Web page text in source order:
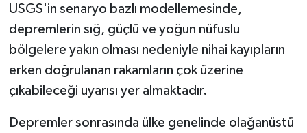
USGS'in senaryo bazlı modellemesinde,
depremlerin sığ, güçlü ve yoğun nüfuslu
bölgelere yakın olması nedeniyle nihai kayıpların
erken doğrulanan rakamların çok üzerine
çıkabileceği uyarısı yer almaktadır.
Depremler sonrasında ülke genelinde olağanüstü